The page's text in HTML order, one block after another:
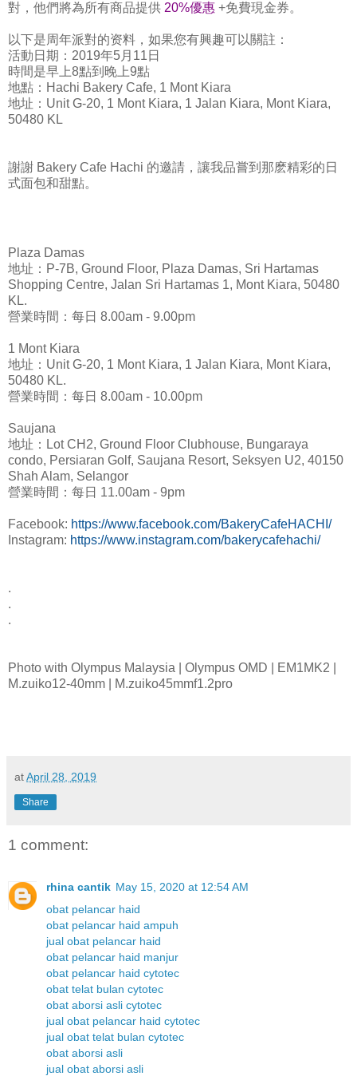
對，他們將為所有商品提供 20%優惠 +免費現金券。
以下是周年派對的资料，如果您有興趣可以關註：
活動日期：2019年5月11日
時間是早上8點到晚上9點
地點：Hachi Bakery Cafe, 1 Mont Kiara
地址：Unit G-20, 1 Mont Kiara, 1 Jalan Kiara, Mont Kiara,
50480 KL
謝謝 Bakery Cafe Hachi 的邀請，讓我品嘗到那麽精彩的日
式面包和甜點。
Plaza Damas
地址：P-7B, Ground Floor, Plaza Damas, Sri Hartamas
Shopping Centre, Jalan Sri Hartamas 1, Mont Kiara, 50480
KL.
營業時間：每日 8.00am - 9.00pm
1 Mont Kiara
地址：Unit G-20, 1 Mont Kiara, 1 Jalan Kiara, Mont Kiara,
50480 KL.
營業時間：每日 8.00am - 10.00pm
Saujana
地址：Lot CH2, Ground Floor Clubhouse, Bungaraya
condo, Persiaran Golf, Saujana Resort, Seksyen U2, 40150
Shah Alam, Selangor
營業時間：每日 11.00am - 9pm
Facebook: https://www.facebook.com/BakeryCafeHACHI/
Instagram: https://www.instagram.com/bakerycafehachi/
.
.
.
Photo with Olympus Malaysia | Olympus OMD | EM1MK2 |
M.zuiko12-40mm | M.zuiko45mmf1.2pro
atApril 28, 2019
Share
1 comment:
rhina cantik May 15, 2020 at 12:54 AM
obat pelancar haid
obat pelancar haid ampuh
jual obat pelancar haid
obat pelancar haid manjur
obat pelancar haid cytotec
obat telat bulan cytotec
obat aborsi asli cytotec
jual obat pelancar haid cytotec
jual obat telat bulan cytotec
obat aborsi asli
jual obat aborsi asli